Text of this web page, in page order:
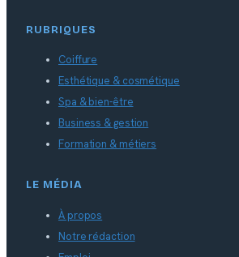
RUBRIQUES
Coiffure
Esthétique & cosmétique
Spa & bien-être
Business & gestion
Formation & métiers
LE MÉDIA
À propos
Notre rédaction